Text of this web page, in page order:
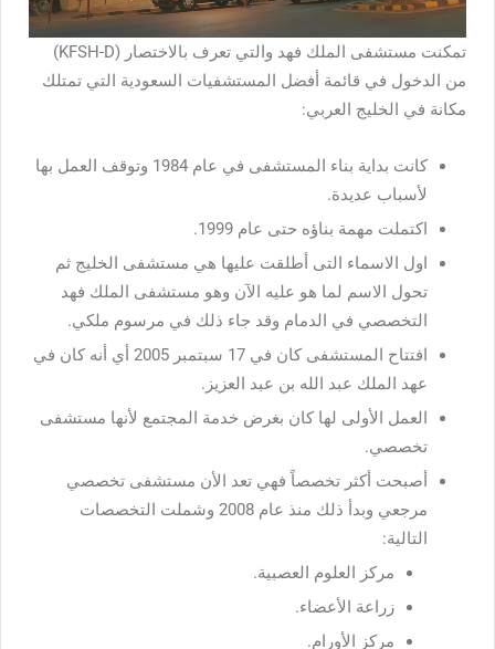
تمكنت مستشفى الملك فهد والتي تعرف بالاختصار (KFSH-D)
من الدخول في قائمة أفضل المستشفيات السعودية التي تمتلك
مكانة في الخليج العربي:
كانت بداية بناء المستشفى في عام 1984 وتوقف العمل بها
لأسباب عديدة.
اكتملت مهمة بناؤه حتى عام 1999.
اول الاسماء التى أطلقت عليها هي مستشفى الخليج ثم
تحول الاسم لما هو عليه الآن وهو مستشفى الملك فهد
التخصصي في الدمام وقد جاء ذلك في مرسوم ملكي.
افتتاح المستشفى كان في 17 سبتمبر 2005 أي أنه كان في
عهد الملك عبد الله بن عبد العزيز.
العمل الأولى لها كان بغرض خدمة المجتمع لأنها مستشفى
تخصصي.
أصبحت أكثر تخصصاً فهي تعد الأن مستشفى تخصصي
مرجعي وبدأ ذلك منذ عام 2008 وشملت التخصصات
التالية:
مركز العلوم العصبية.
زراعة الأعضاء.
مركز الأورام.